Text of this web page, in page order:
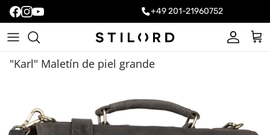
+49 201-21960752
Cuenta
"Karl" Maletín de piel grande